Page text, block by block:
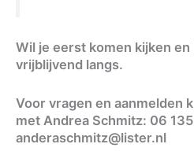
Wil je eerst komen kijken
vrijblijvend langs.
Voor vragen en aanmelden
met Andrea Schmitz: 06
anderaschmitz@lister.nl